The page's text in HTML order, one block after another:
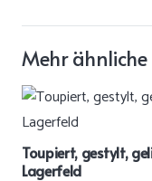
Mehr
Toupiert, gestylt,
Lagerfeld